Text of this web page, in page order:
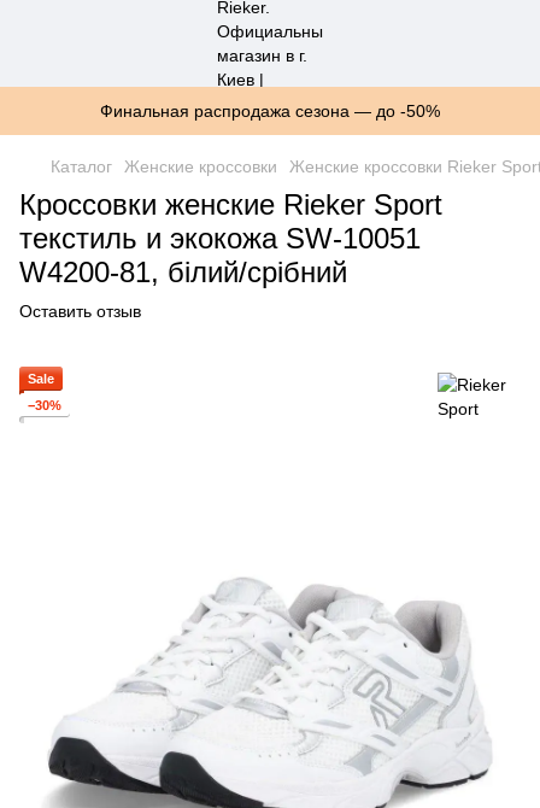
Финальная распродажа сезона — до -50%
Каталог Женские кроссовки Женские кроссовки Rieker
Кроссовки женские Rieker Sport
текстиль и экокожа SW-10051
W4200-81, білий/срібний
Оставить отзыв
Sale
−30%